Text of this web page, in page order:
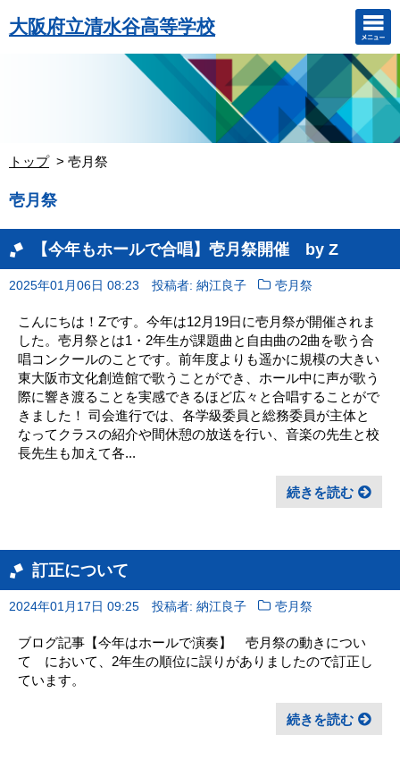
大阪府立清水谷高等学校
トップ 壱月祭
壱月祭
【今年もホールで合唱】壱月祭開催 by Z
2025年01月06日 08:23 投稿者: 納江良子 壱月祭
こんにちは！Zです。今年は12月19日に壱月祭が開催されま
した。壱月祭とは1・2年生が課題曲と自由曲の2曲を歌う合
唱コンクールのことです。前年度よりも遥かに規模の大きい
東大阪市文化創造館で歌うことができ、ホール中に声が歌う
際に響き渡ることを実感できるほど広々と合唱することがで
きました！ 司会進行では、各学級委員と総務委員が主体と
なってクラスの紹介や間休憩の放送を行い、音楽の先生と校
長先生も加えて各...
続きを読む
訂正について
2024年01月17日 09:25 投稿者: 納江良子 壱月祭
ブログ記事【今年はホールで演奏】 壱月祭の動きについ
て において、2年生の順位に誤りがありましたので訂正し
ています。
続きを読む